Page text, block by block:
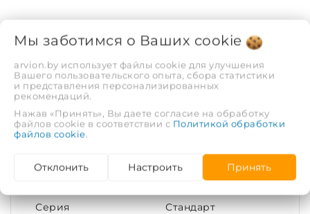
Описание Отзывы
(дюймы)
(внутренняя
резьба)
Серия Стандарт
Мы заботимся о Ваших cookie
arvion.by использует файлы cookie для улучшения
Вашего пользовательского опыта, сбора статистики
и представления персонализированных
рекомендаций.
Нажав «Принять», Вы даете согласие на обработку
файлов cookie в соответствии с Политикой обработки
файлов cookie.
Отклонить Настроить Принять